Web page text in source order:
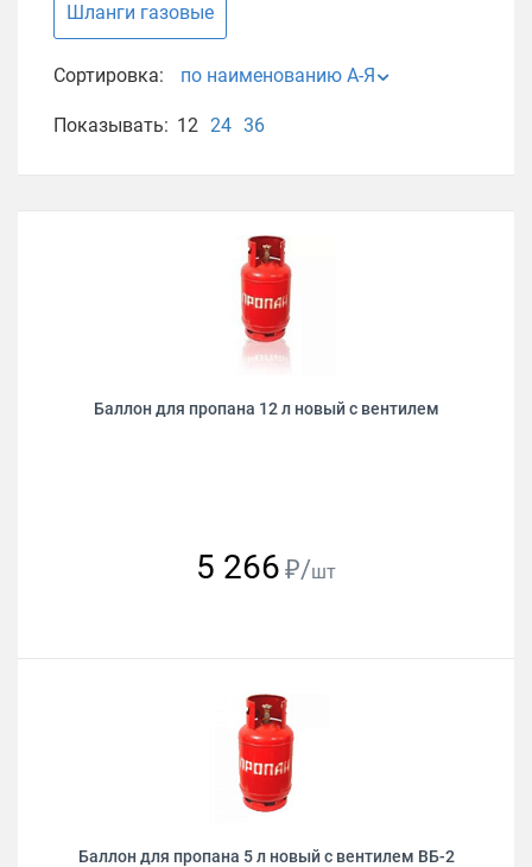
Шланги газовые
Сортировка: по наименованию А-Я
Показывать: 12 24 36
Баллон для пропана 12 л новый с вентилем
5 266 ₽/шт
Баллон для пропана 5 л новый с вентилем ВБ-2